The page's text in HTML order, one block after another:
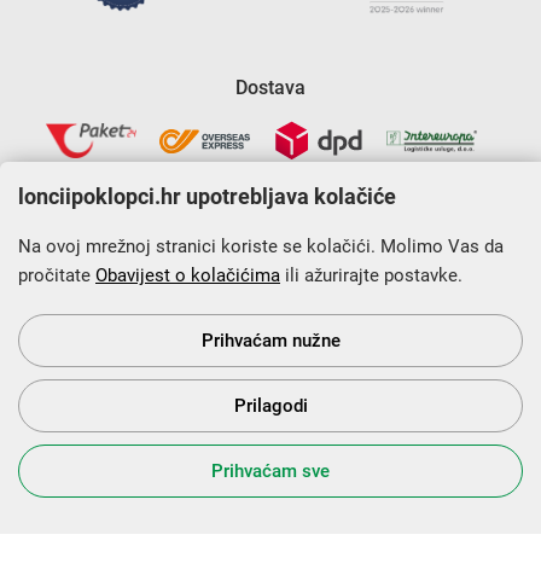
Dostava
Krajnji primatelj financijskog instrumenta sufinanciranog iz
Europskog fonda za regionalni razvoj u sklopu Operativnog
programa „Konkurentnost i kohezija”.
s Vama od 2014. godine!
lonciipoklopci.hr upotrebljava kolačiće
Na ovoj mrežnoj stranici koriste se kolačići. Molimo Vas da
pročitate Obavijest o kolačićima ili ažurirajte postavke.
Prihvaćam nužne
Prilagodi
Prihvaćam sve